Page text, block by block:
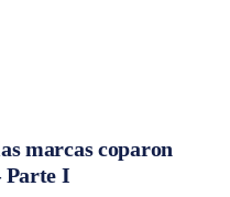
marcas coparon
Parte I